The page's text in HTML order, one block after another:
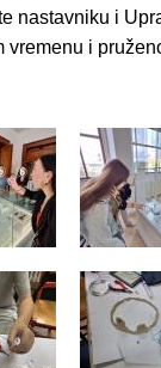
nastavniku i
i